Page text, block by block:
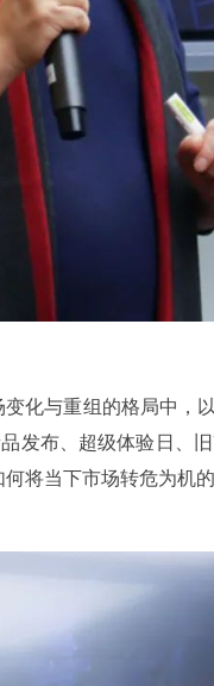
化与重组的格局中，
发布、超级体验日、
将当下市场转危为机